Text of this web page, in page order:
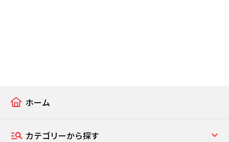
ホーム
カテゴリーから探す